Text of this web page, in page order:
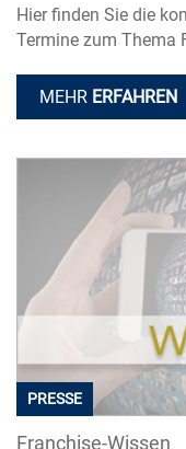
Hier finden Sie die
Termine zum Thema
MEHR ERFAHREN
PRESSE
Franchise-Wissen